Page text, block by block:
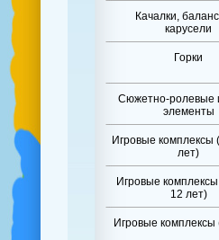
Качалки,
карусели
Горки
Сюжетно-ролевые
элементы
Игровые комплексы
лет)
Игровые
12 лет)
Игровые